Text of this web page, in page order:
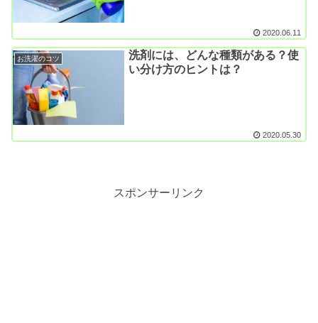
2020.06.11
お洗濯のコツ
洗剤には、どんな種類がある？使
い分け方のヒントは？
2020.05.30
スポンサーリンク